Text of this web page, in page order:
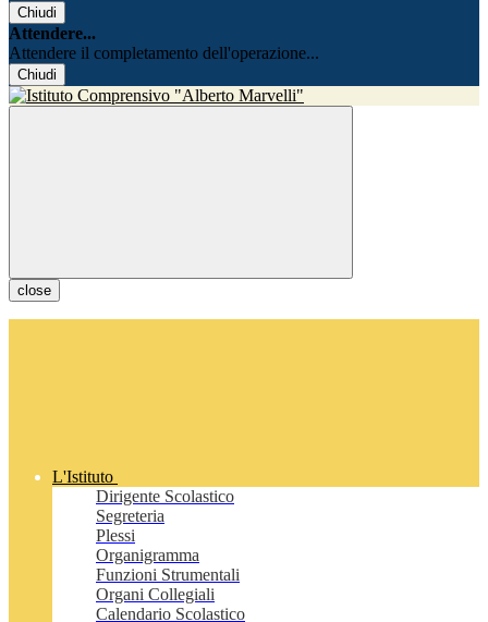
Chiudi
Attendere...
Attendere il completamento dell'operazione...
Chiudi
close
L'Istituto
Dirigente Scolastico
Segreteria
Plessi
Organigramma
Funzioni Strumentali
Organi Collegiali
Calendario Scolastico